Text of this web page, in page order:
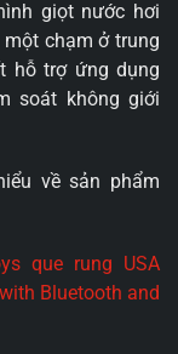
giọt nước hơi
chạm ở trung
hỗ trợ ứng dụng
soát không giới
về sản phẩm
que rung USA
Bluetooth and